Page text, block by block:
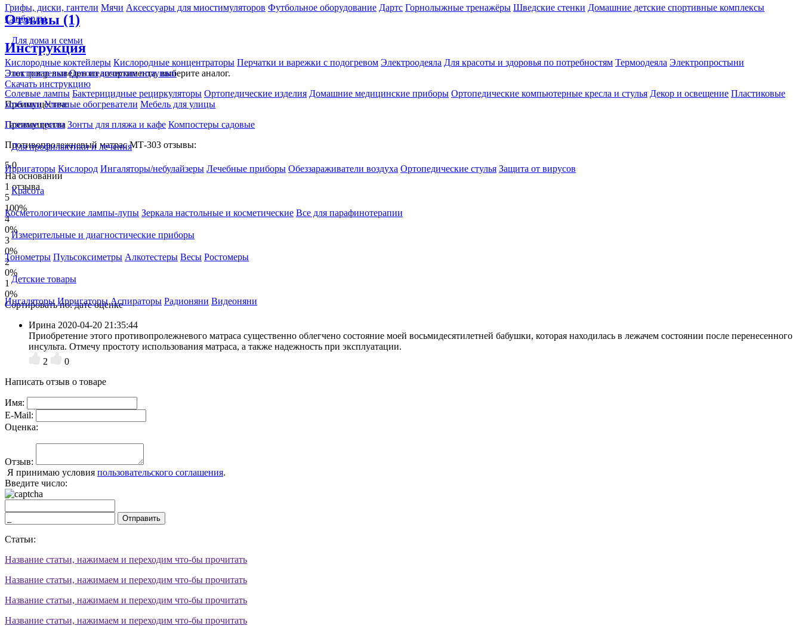
Грифы, диски, гантели Мячи Аксессуары для миостимуляторов Футбольное оборудование Дартс Горнолыжные тренажёры Шведские стенки Домашние детские спортивные комплексы
Сапборды
Для дома и семьи
Кислородные коктейлеры Кислородные концентраторы Перчатки и варежки с подогревом Электроодеяла Для красоты и здоровья по потребностям Термоодеяла Электропростыни
Электрогрелки Ортопедические подушки
Солевые лампы Бактерицидные рециркуляторы Ортопедические изделия Домашние медицинские приборы Ортопедические компьютерные кресла и стулья Декор и освещение Пластиковые
хозблоки Уличные обогреватели Мебель для улицы
Газовые грили Зонты для пляжа и кафе Компостеры садовые
Для профилактики и лечения
Ирригаторы Кислород Ингаляторы/небулайзеры Лечебные приборы Обеззараживатели воздуха Ортопедические стулья Защита от вирусов
Красота
Косметологические лампы-лупы Зеркала настольные и косметические Все для парафинотерапии
Измерительные и диагностические приборы
Тонометры Пульсоксиметры Алкотестеры Весы Ростомеры
Детские товары
Ингаляторы Ирригаторы Аспираторы Радионяни Видеоняни
Отзывы (1)
Инструкция
Этот товар выведен из ассортимента,выберите аналог.
Скачать инструкцию
Преимущества:
Преимущества
Противопролежневый матрас MТ-303 отзывы:
5.0
На основании
1 отзыва
5
100%
4
0%
3
0%
2
0%
1
0%
Сортировать по: дате оценке
Ирина 2020-04-20 21:35:44
Приобретение этого противопролежневого матраса существенно облегчено состояние моей восьмидесятилетней бабушки, которая находилась в лежачем состоянии после перенесенного
инсульта. Отмечу простоту использования матраса, а также надежность при эксплуатации.
2
0
Написать отзыв о товаре
Имя:
E-Mail:
Оценка:
Отзыв:
Я принимаю условия пользовательского соглашения.
Введите число:
Отправить
Статьи:
Название статьи, нажимаем и переходим что-бы прочитать
Название статьи, нажимаем и переходим что-бы прочитать
Название статьи, нажимаем и переходим что-бы прочитать
Название статьи, нажимаем и переходим что-бы прочитать